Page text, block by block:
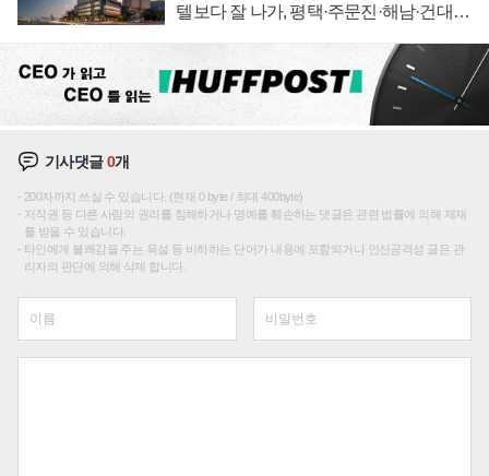
텔보다 잘 나가, 평택·주문진·해남·건대로
기사댓글0개
200자까지 쓰실 수 있습니다. (현재 0 byte / 최대 400byte)
저작권 등 다른 사람의 권리를 침해하거나 명예를 훼손하는 댓글은 관련 법률에 의해 제재
를 받을 수 있습니다.
타인에게 불쾌감을 주는 욕설 등 비하하는 단어가 내용에 포함되거나 인신공격성 글은 관
리자의 판단에 의해 삭제 합니다.